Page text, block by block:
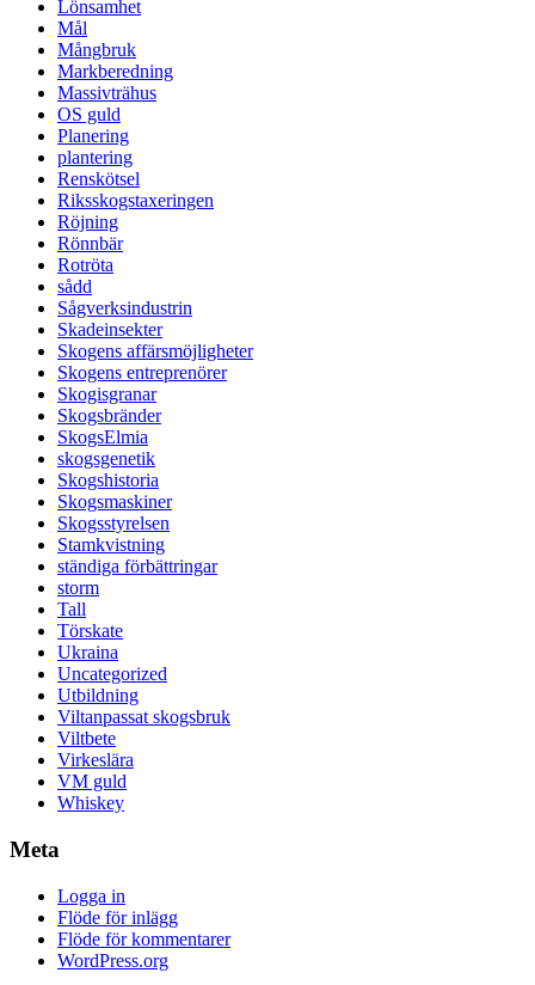
Lönsamhet
Mål
Mångbruk
Markberedning
Massivträhus
OS guld
Planering
plantering
Renskötsel
Riksskogstaxeringen
Röjning
Rönnbär
Rotröta
sådd
Sågverksindustrin
Skadeinsekter
Skogens affärsmöjligheter
Skogens entreprenörer
Skogisgranar
Skogsbränder
SkogsElmia
skogsgenetik
Skogshistoria
Skogsmaskiner
Skogsstyrelsen
Stamkvistning
ständiga förbättringar
storm
Tall
Törskate
Ukraina
Uncategorized
Utbildning
Viltanpassat skogsbruk
Viltbete
Virkeslära
VM guld
Whiskey
Meta
Logga in
Flöde för inlägg
Flöde för kommentarer
WordPress.org